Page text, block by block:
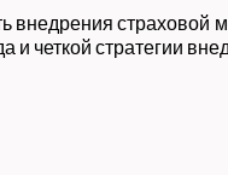
внедрения
и четкой стратегии